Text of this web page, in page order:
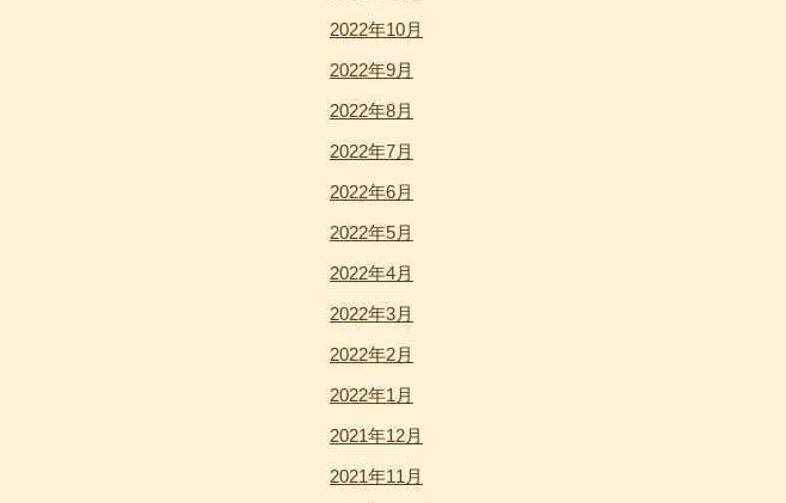
2022年10月
2022年9月
2022年8月
2022年7月
2022年6月
2022年5月
2022年4月
2022年3月
2022年2月
2022年1月
2021年12月
2021年11月